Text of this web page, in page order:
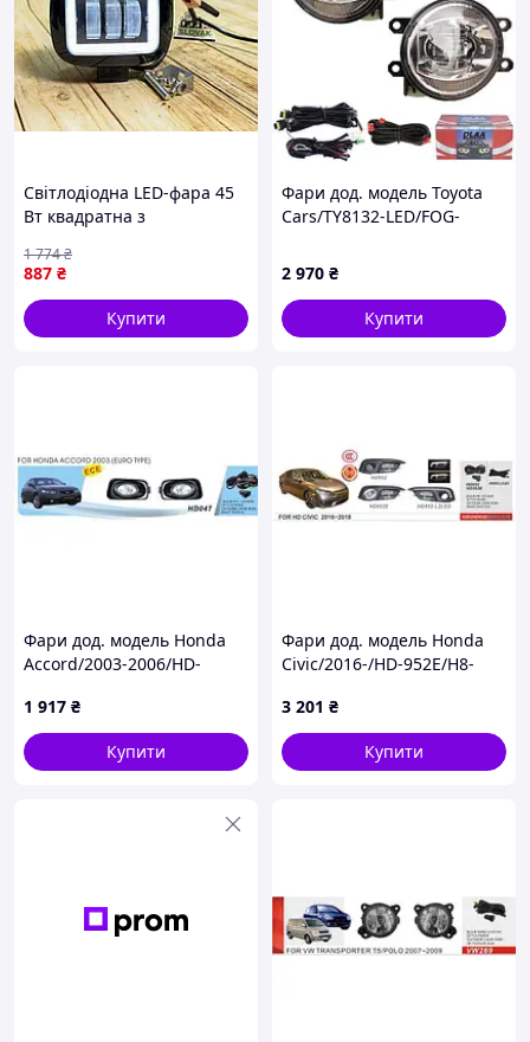
Світлодіодна LED-фара 45
Вт квадратна з
автомобілів і спецтехніки з
чітким світлом
887 ₴
1 774₴
Купити
Фари дод. модель Toyota
Cars/TY8132-LED/FOG-
2W+Turn-2W/eл.проводка
(00000053131)
2 970 ₴
Купити
Фари дод. модель Honda
Accord/2003-2006/HD-
ел.проводка
1 917 ₴
Купити
Фари дод. модель Honda
Civic/2016-/HD-952E/H8-
(00000048075)
3 201 ₴
Купити